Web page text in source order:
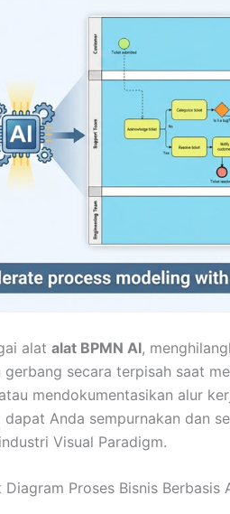
alat alat BPMN AI,
secara terpisah saat
mendokumentasikan alur
Anda sempurnakan dan
Visual Paradigm.
Proses Bisnis Berbasis